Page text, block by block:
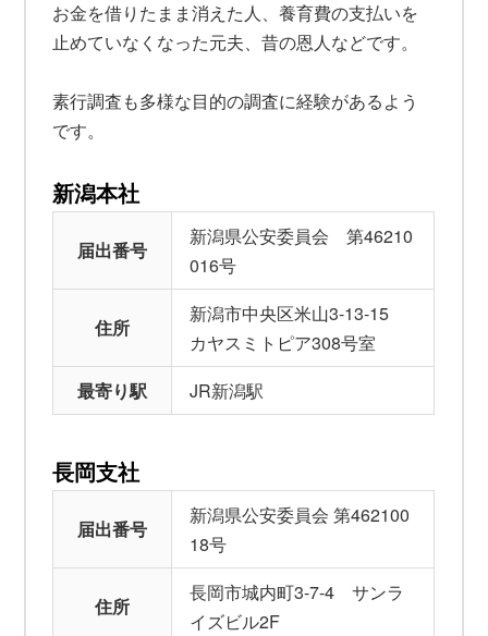
お金を借りたまま消えた人、養育費の支払いを
止めていなくなった元夫、昔の恩人などです。
素行調査も多様な目的の調査に経験があるよう
です。
新潟本社
届出番号
新潟県公安委員会 第46210
016号
住所
新潟市中央区米山3-13-15
カヤスミトピア308号室
最寄り駅
JR新潟駅
長岡支社
届出番号
新潟県公安委員会 第462100
18号
住所
長岡市城内町3-7-4 サンラ
イズビル2F